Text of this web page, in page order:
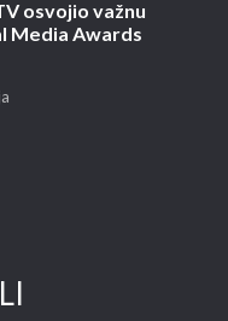
osvojio važnu
Media Awards